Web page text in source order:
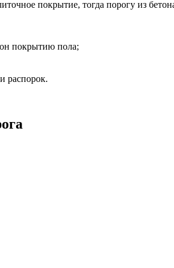
покрытие, тогда порогу из
покрытию пола;
распорок.